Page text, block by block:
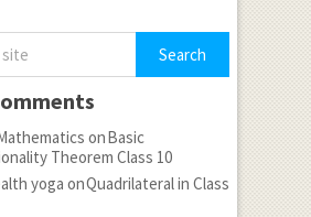
onBasic
Theorem Class 10
yoga onQuadrilateral in Class